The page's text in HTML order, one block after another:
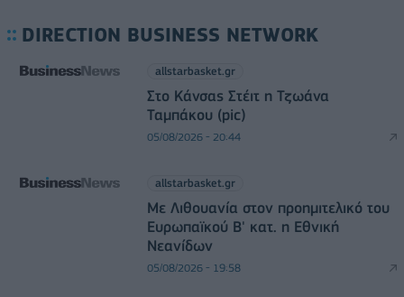
DIRECTION BUSINESS NETWORK
allstarbasket.gr
Στο Κάνσας Στέιτ η Τζωάνα
Ταμπάκου (pic)
05/08/2026 - 20:44
allstarbasket.gr
Με Λιθουανία στον προημιτελικό του
Ευρωπαϊκού Β' κατ. η Εθνική
Νεανίδων
05/08/2026 - 19:58